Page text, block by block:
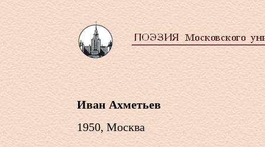
Иван Ахметьев
1950, Москва